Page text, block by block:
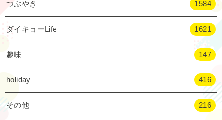
つぶやき 1584
ダイキョーLife 1621
趣味 147
holiday 416
その他 216